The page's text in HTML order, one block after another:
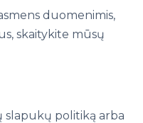
duomenimis,
skaitykite mūsų
slapukų politiką arba